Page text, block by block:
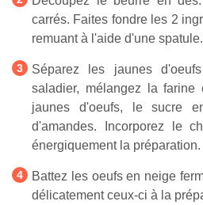
carrés. Faites fondre les 2
remuant à l'aide d'une spatule.
Séparez les jaunes
saladier, mélangez la
jaunes d'oeufs, le sucre
d'amandes. Incorporez le
énergiquement la préparation.
Battez les oeufs en neige
délicatement ceux-ci à la